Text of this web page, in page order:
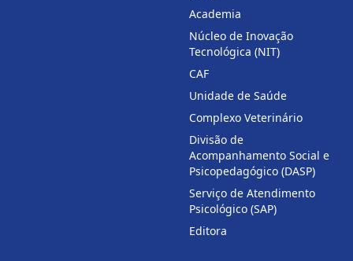
Academia
Núcleo de Inovação
Tecnológica (NIT)
CAF
Unidade de Saúde
Complexo Veterinário
Divisão de
Acompanhamento Social e
Psicopedagógico (DASP)
Serviço de Atendimento
Psicológico (SAP)
Editora